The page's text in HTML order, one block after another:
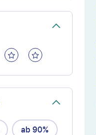
ab 90%